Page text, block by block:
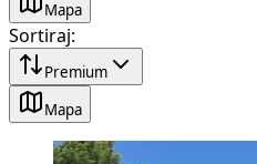
Mapa
Sortiraj:
Premium
Mapa